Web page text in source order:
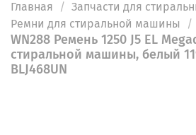
Главная
Запчасти для
Ремни для стиральной машины
WN288 Ремень 1250 J5 EL
стиральной машины, белый
BLJ468UN